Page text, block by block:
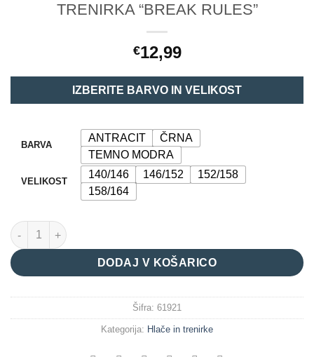
TRENIRKA “BREAK RULES”
€12,99
IZBERITE BARVO IN VELIKOST
BARVA
ANTRACIT
ČRNA
TEMNO MODRA
VELIKOST
140/146 146/152
152/158
158/164
TRENIRKA "BREAK RULES" količina
DODAJ V KOŠARICO
Šifra: 61921
Kategorija: Hlače in trenirke